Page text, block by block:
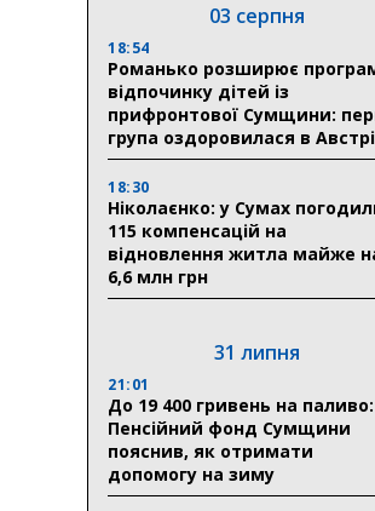
03 серпня
18:54
Романько розширює
відпочинку дітей із
прифронтової Сумщини:
група оздоровилася в
18:30
Ніколаєнко: у Сумах
115 компенсацій на
відновлення житла майже
6,6 млн грн
31 липня
21:01
До 19 400 гривень на паливо:
Пенсійний фонд Сумщини
пояснив, як отримати
допомогу на зиму